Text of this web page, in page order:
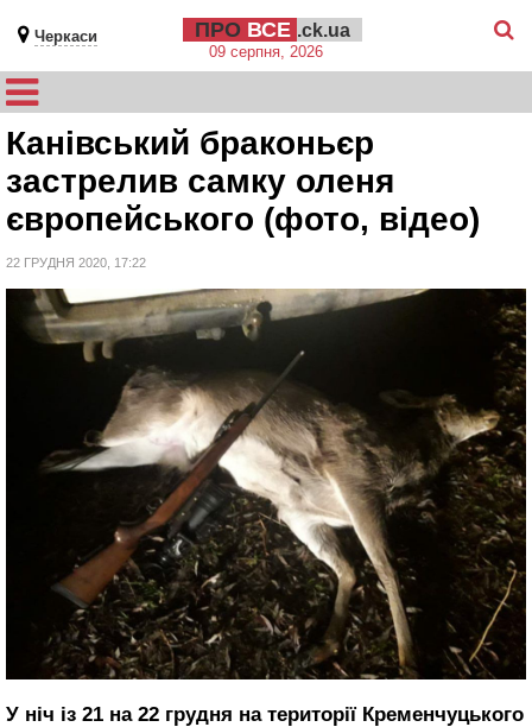
Черкаси ПРО ВСЕ .ck.ua
09 серпня, 2026
Канівський браконьєр
застрелив самку оленя
європейського (фото, відео)
22 ГРУДНЯ 2020, 17:22
У ніч із 21 на 22 грудня на території Кременчуцького